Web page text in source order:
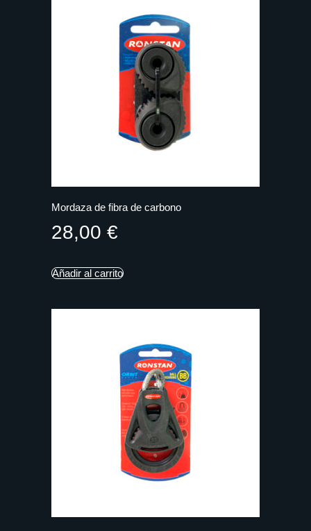
Mordaza de fibra de carbono
28,00 €
Añadir al carrito